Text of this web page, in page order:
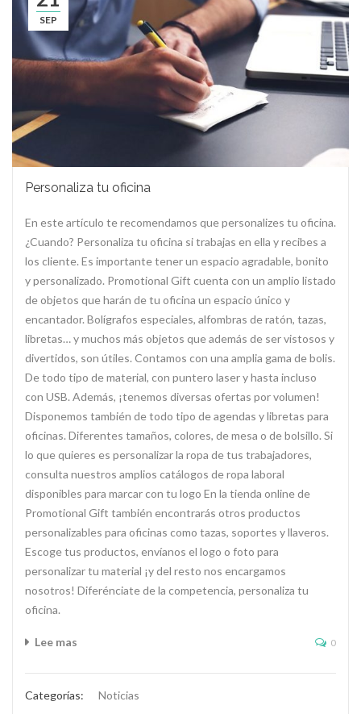
SEP
Personaliza tu oficina
En este artículo te recomendamos que personalizes tu oficina.
¿Cuando? Personaliza tu oficina si trabajas en ella y recibes a
los cliente. Es importante tener un espacio agradable, bonito
y personalizado. Promotional Gift cuenta con un amplio listado
de objetos que harán de tu oficina un espacio único y
encantador. Bolígrafos especiales, alfombras de ratón, tazas,
libretas… y muchos más objetos que además de ser vistosos y
divertidos, son útiles. Contamos con una amplia gama de bolis.
De todo tipo de material, con puntero laser y hasta incluso
con USB. Además, ¡tenemos diversas ofertas por volumen!
Disponemos también de todo tipo de agendas y libretas para
oficinas. Diferentes tamaños, colores, de mesa o de bolsillo. Si
lo que quieres es personalizar la ropa de tus trabajadores,
consulta nuestros amplios catálogos de ropa laboral
disponibles para marcar con tu logo En la tienda online de
Promotional Gift también encontrarás otros productos
personalizables para oficinas como tazas, soportes y llaveros.
Escoge tus productos, envíanos el logo o foto para
personalizar tu material ¡y del resto nos encargamos
nosotros! Diferénciate de la competencia, personaliza tu
oficina.
Lee mas 0
Categorías: Noticias